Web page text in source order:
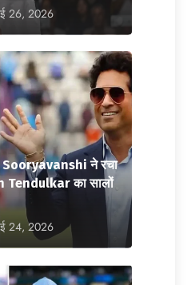
26, 2026
ने रचा
Tendulkar का सालों
24, 2026